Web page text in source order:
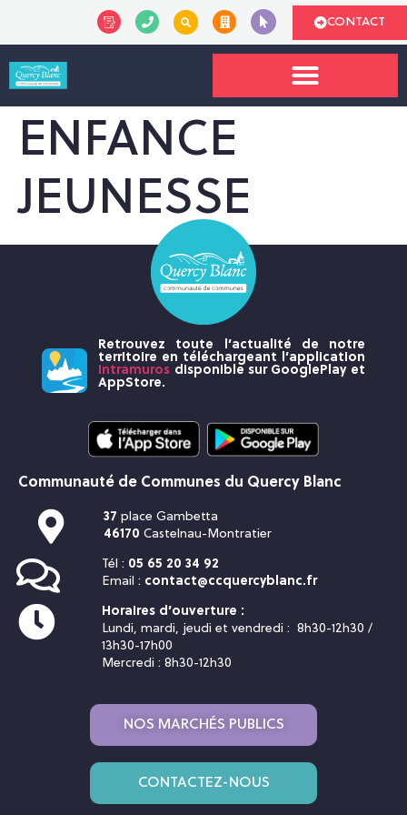
CONTACT
ENFANCE
JEUNESSE
Retrouvez toute l’actualité de notre
territoire en téléchargeant l’application
Intramuros disponible sur GooglePlay et
AppStore.
Communauté de Communes du Quercy Blanc
37 place Gambetta
46170 Castelnau-Montratier
Tél : 05 65 20 34 92
Email : contact@ccquercyblanc.fr
Horaires d’ouverture :
Lundi, mardi, jeudi et vendredi : 8h30-12h30 /
13h30-17h00
Mercredi : 8h30-12h30
NOS MARCHÉS PUBLICS
CONTACTEZ-NOUS